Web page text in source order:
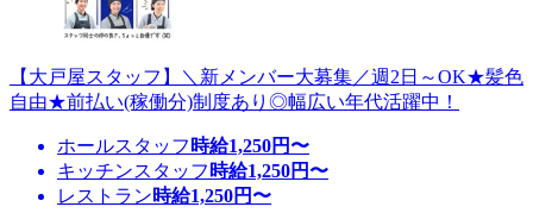
【大戸屋スタッフ】＼新メンバー大募集／週2日～OK★髪色
自由★前払い(稼働分)制度あり◎幅広い年代活躍中！
ホールスタッフ 時給1,250円〜
キッチンスタッフ 時給1,250円〜
レストラン時給1,250円〜